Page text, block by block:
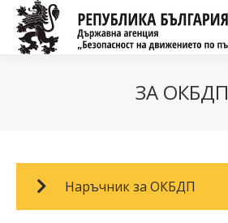
ЗА ОКБДП
Наръчник за ОКБДП